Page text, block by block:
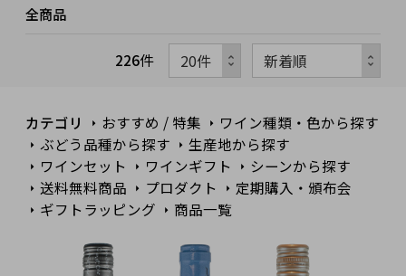
全商品
226件
カテゴリ おすすめ / 特集
ワイン種類・色から探す
ぶどう品種から探す
生産地から探す
ワインセット
ワインギフト
シーンから探す
送料無料商品
プロダクト
定期購入・頒布会
ギフトラッピング
商品一覧